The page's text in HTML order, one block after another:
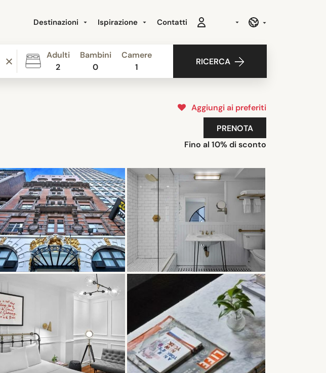
Destinazioni Ispirazione Contatti
Adulti
2
Bambini
0
Camere
1
RICERCA
Aggiungi ai preferiti
PRENOTA
Fino al 10% di sconto